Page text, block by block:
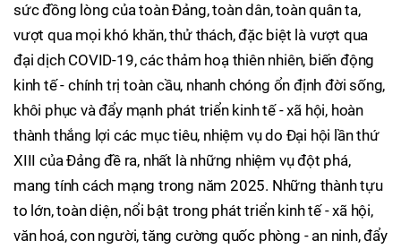
sức đồng lòng của toàn Đảng, toàn dân, toàn quân ta,
vượt qua mọi khó khăn, thử thách, đặc biệt là vượt qua
đại dịch COVID-19, các thảm hoạ thiên nhiên, biến động
kinh tế - chính trị toàn cầu, nhanh chóng ổn định đời sống,
khôi phục và đẩy mạnh phát triển kinh tế - xã hội, hoàn
thành thắng lợi các mục tiêu, nhiệm vụ do Đại hội lần thứ
XIII của Đảng đề ra, nhất là những nhiệm vụ đột phá,
mang tính cách mạng trong năm 2025. Những thành tựu
to lớn, toàn diện, nổi bật trong phát triển kinh tế - xã hội,
văn hoá, con người, tăng cường quốc phòng - an ninh, đẩy